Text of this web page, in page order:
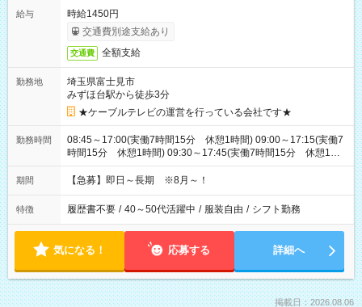
給与
時給1450円
交通費別途支給あり
交通費 全額支給
勤務地
埼玉県富士見市
みずほ台駅から徒歩3分
★ケーブルテレビの運営を行っている会社です★
勤務時間
08:45～17:00(実働7時間15分 休憩1時間) 09:00～17:15(実働7
時間15分 休憩1時間) 09:30～17:45(実働7時間15分 休憩1時
間) ※11:45～20:00：週1回程度遅番あります(在宅勤務OK) ※配
属チームにより
期間 【急募】即日～長期 ※8月～！
特徴 履歴書不要 / 40～50代活躍中 / 服装自由 / シフト勤務
気になる！ 応募する 詳細へ
掲載日：2026.08.06